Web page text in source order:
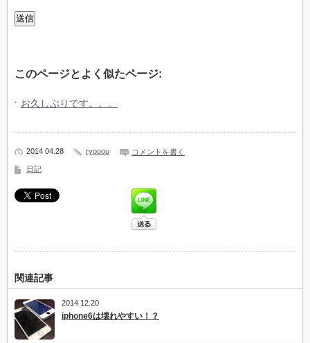
このページとよく似たページ:
お久しぶりです。。。
2014 04.28 ryooou コメントを書く
日記
関連記事
2014 12.20
iphone6は壊れやすい！？